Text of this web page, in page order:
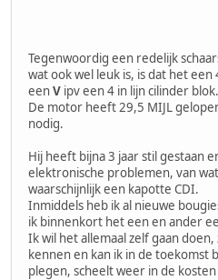
Tegenwoordig een redelijk
wat ook wel leuk is, is dat het
eenV ipv een 4 in lijn cilinder blok.
De motor heeft 29,5 MIJL
nodig.
Hij heeft bijna 3 jaar stil gestaan
elektronische problemen, van
waarschijnlijk een kapotte CDI.
Inmiddels heb ik al nieuwe
ik binnenkort het een en ander
Ik wil het allemaal zelf gaan
kennen en kan ik in de toekomst
plegen, scheelt weer in de kosten